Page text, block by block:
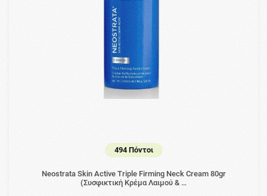
494 Πόντοι
Neostrata Skin Active Triple Firming Neck Cream 80gr
(Συσφικτική Κρέμα Λαιμού & …